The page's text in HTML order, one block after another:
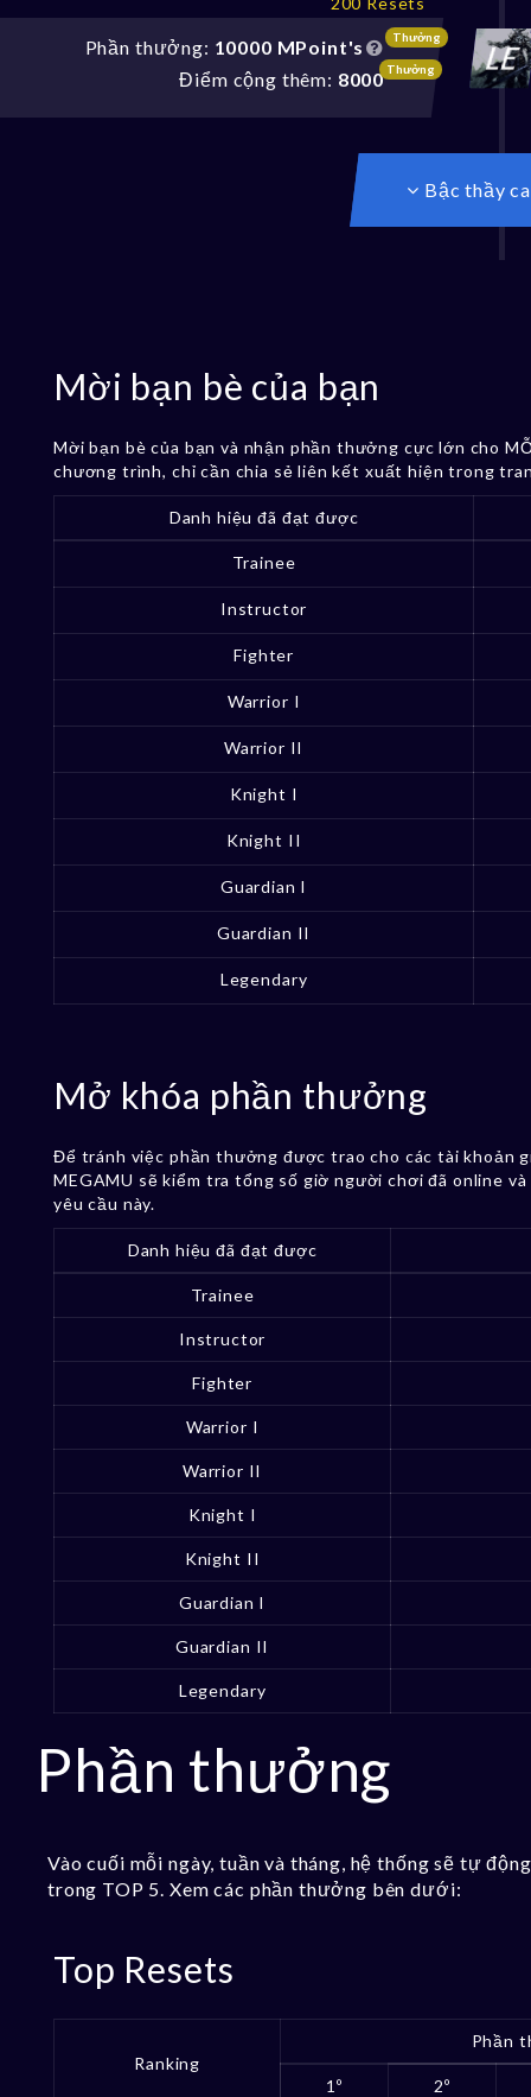
Phần thưởng: 10000 MPoint's Thưởng
Điểm cộng thêm: 8000 Thưởng
Bậc thầy
Mời bạn bè của bạn
Mời bạn bè của bạn và nhận phần thưởng cực lớn cho
chương trình, chỉ cần chia sẻ liên kết xuất hiện trong
Danh hiệu đã đạt được
Trainee
Instructor
Fighter
Warrior I
Warrior II
Knight I
Knight II
Guardian I
Guardian II
Legendary
Mở khóa phần thưởng
Để tránh việc phần thưởng được trao cho các tài khoản
MEGAMU sẽ kiểm tra tổng số giờ người chơi đã online
yêu cầu này.
Danh hiệu đã đạt được
Trainee
Instructor
Fighter
Warrior I
Warrior II
Knight I
Knight II
Guardian I
Guardian II
Legendary
Phần thưởng
Vào cuối mỗi ngày, tuần và tháng, hệ thống sẽ tự
trong TOP 5. Xem các phần thưởng bên dưới:
Top Resets
Ranking
Phần
1º 2º